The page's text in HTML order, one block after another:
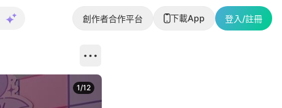
創作者合作平台 下載App 登入/註冊
1/12